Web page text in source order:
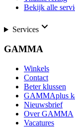
Bekijk alle
Services
GAMMA
Winkels
Contact
Beter klussen
GAMMAplus
Nieuwsbrief
Over GAMMA
Vacatures